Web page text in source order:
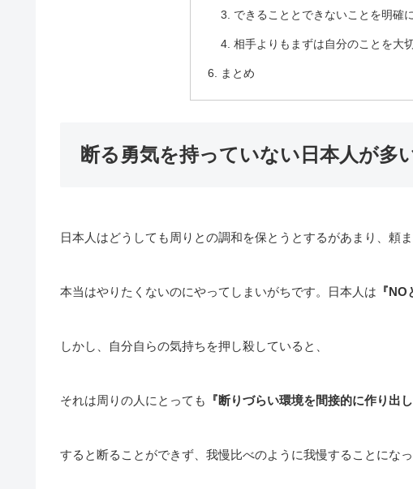
できることとできないことを明確
相手よりもまずは自分のことを大
まとめ
断る勇気を持っていない日本人が多
日本人はどうしても周りとの調和を保とうとするがあまり、頼ま
本当はやりたくないのにやってしまいがちです。日本人は 『NO
しかし、自分自らの気持ちを押し殺していると、
それは周りの人にとっても 『断りづらい環境を間接的に作り出
すると断ることができず、我慢比べのように我慢することになっ